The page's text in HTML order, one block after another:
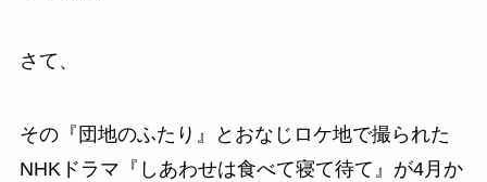
さて、
その『団地のふたり』とおなじロケ地で撮られた
NHKドラマ『しあわせは食べて寝て待て』が4月か